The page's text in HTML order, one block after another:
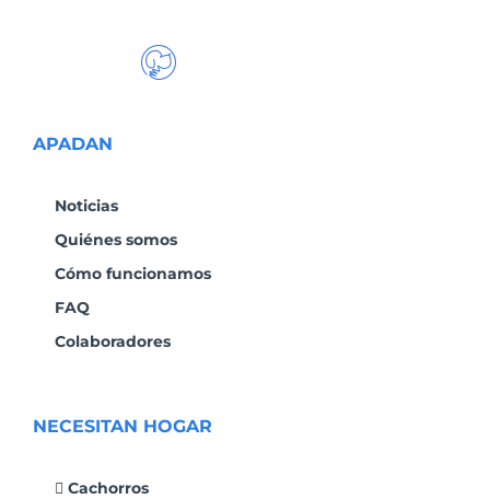
APADAN
Noticias
Quiénes somos
Cómo funcionamos
FAQ
Colaboradores
NECESITAN HOGAR
Cachorros